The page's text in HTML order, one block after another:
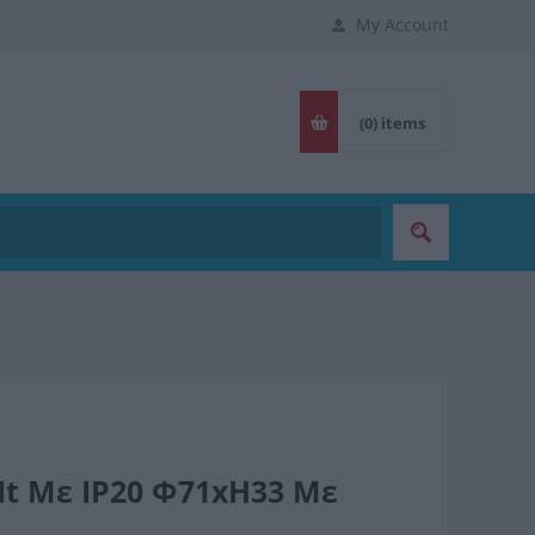
My Account
(0) items
Με IP20 Φ71xH33 Με